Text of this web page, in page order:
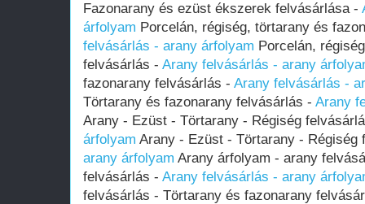
Fazonarany és ezüst ékszerek felvásárlása -
árfolyam Porcelán, régiség, törtarany és
felvásárlás - arany árfolyam Porcelán,
felvásárlás - Arany felvásárlás - arany
fazonarany felvásárlás - Arany felvásárlás -
Törtarany és fazonarany felvásárlás - Arany
Arany - Ezüst - Törtarany - Régiség
árfolyam Arany - Ezüst - Törtarany -
arany árfolyam Arany árfolyam - arany
felvásárlás - Arany felvásárlás - arany
felvásárlás - Törtarany és fazonarany